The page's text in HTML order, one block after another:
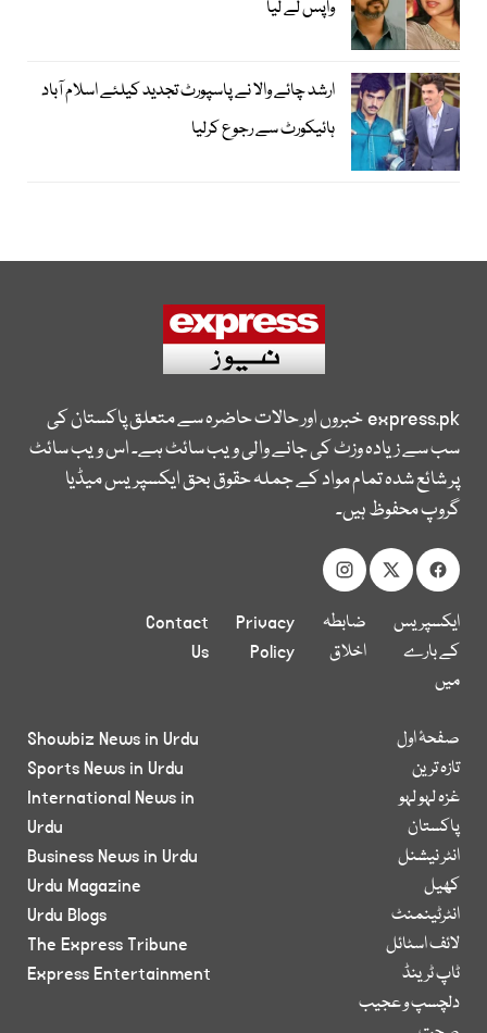
واپس لے لیا
ارشد چائے والا نے پاسپورٹ تجدید کیلئے اسلام آباد
ہائیکورٹ سے رجوع کرلیا
express.pkخبروں اور حالات حاضرہ سے متعلق پاکستان کی
سب سے زیادہ وزٹ کی جانے والی ویب سائٹ ہے۔ اس ویب سائٹ
پر شائع شدہ تمام مواد کے جملہ حقوق بحق ایکسپریس میڈیا
گروپ محفوظ ہیں۔
ایکسپریس
کے بارے
میں
ضابطہ
اخلاق
Privacy
Policy
Contact
Us
صفحۂ اول
تازہ ترین
غزہ لہو لہو
پاکستان
انٹر نیشنل
کھیل
انٹرٹینمنٹ
لائف اسٹائل
ٹاپ ٹرینڈ
دلچسپ و عجیب
Showbiz News in Urdu
Sports News in Urdu
International News in
Urdu
Business News in Urdu
Urdu Magazine
Urdu Blogs
The Express Tribune
Express Entertainment